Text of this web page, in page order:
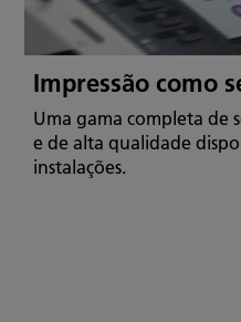
Impressão como
Uma gama completa de
e de alta qualidade
instalações.